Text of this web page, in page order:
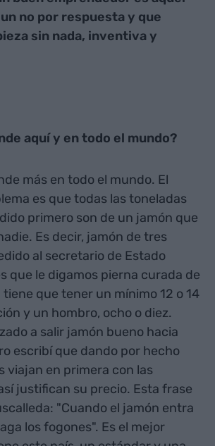
no por respuesta y que
sin nada, inventiva y
aquí y en todo el mundo?
más en todo el mundo. El
es que todas las toneladas
primero son de un jamón que
Es decir, jamón de tres
al secretario de Estado
que le digamos pierna curada de
que tener un mínimo 12 o 14
y un hombro, ocho o diez.
a salir jamón bueno hacia
escribí que dando por hecho
viajan en primera con las
justifican su precio. Esta frase
"Cuando el jamón entra
los fogones". Es el mejor